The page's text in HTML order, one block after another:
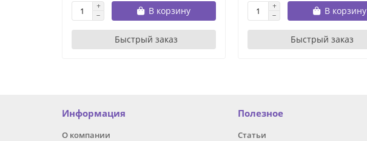
В корзину
Быстрый заказ
В корзину
Быстрый заказ
Информация
О компании
Полезное
Статьи